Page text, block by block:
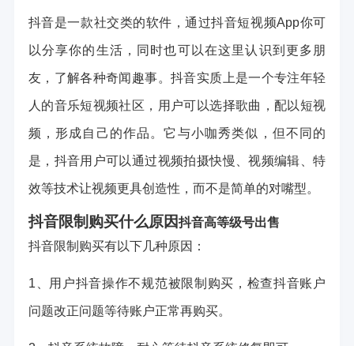
抖音是一款社交类的软件，通过抖音短视频App你可
以分享你的生活，同时也可以在这里认识到更多朋
友，了解各种奇闻趣事。抖音实质上是一个专注年轻
人的音乐短视频社区，用户可以选择歌曲，配以短视
频，形成自己的作品。它与小咖秀类似，但不同的
是，抖音用户可以通过视频拍摄快慢、视频编辑、特
效等技术让视频更具创造性，而不是简单的对嘴型。
抖音限制购买什么原因抖音高等级号出售
抖音限制购买有以下几种原因：
1、用户抖音操作不规范被限制购买，检查抖音账户
问题改正问题等待账户正常再购买。